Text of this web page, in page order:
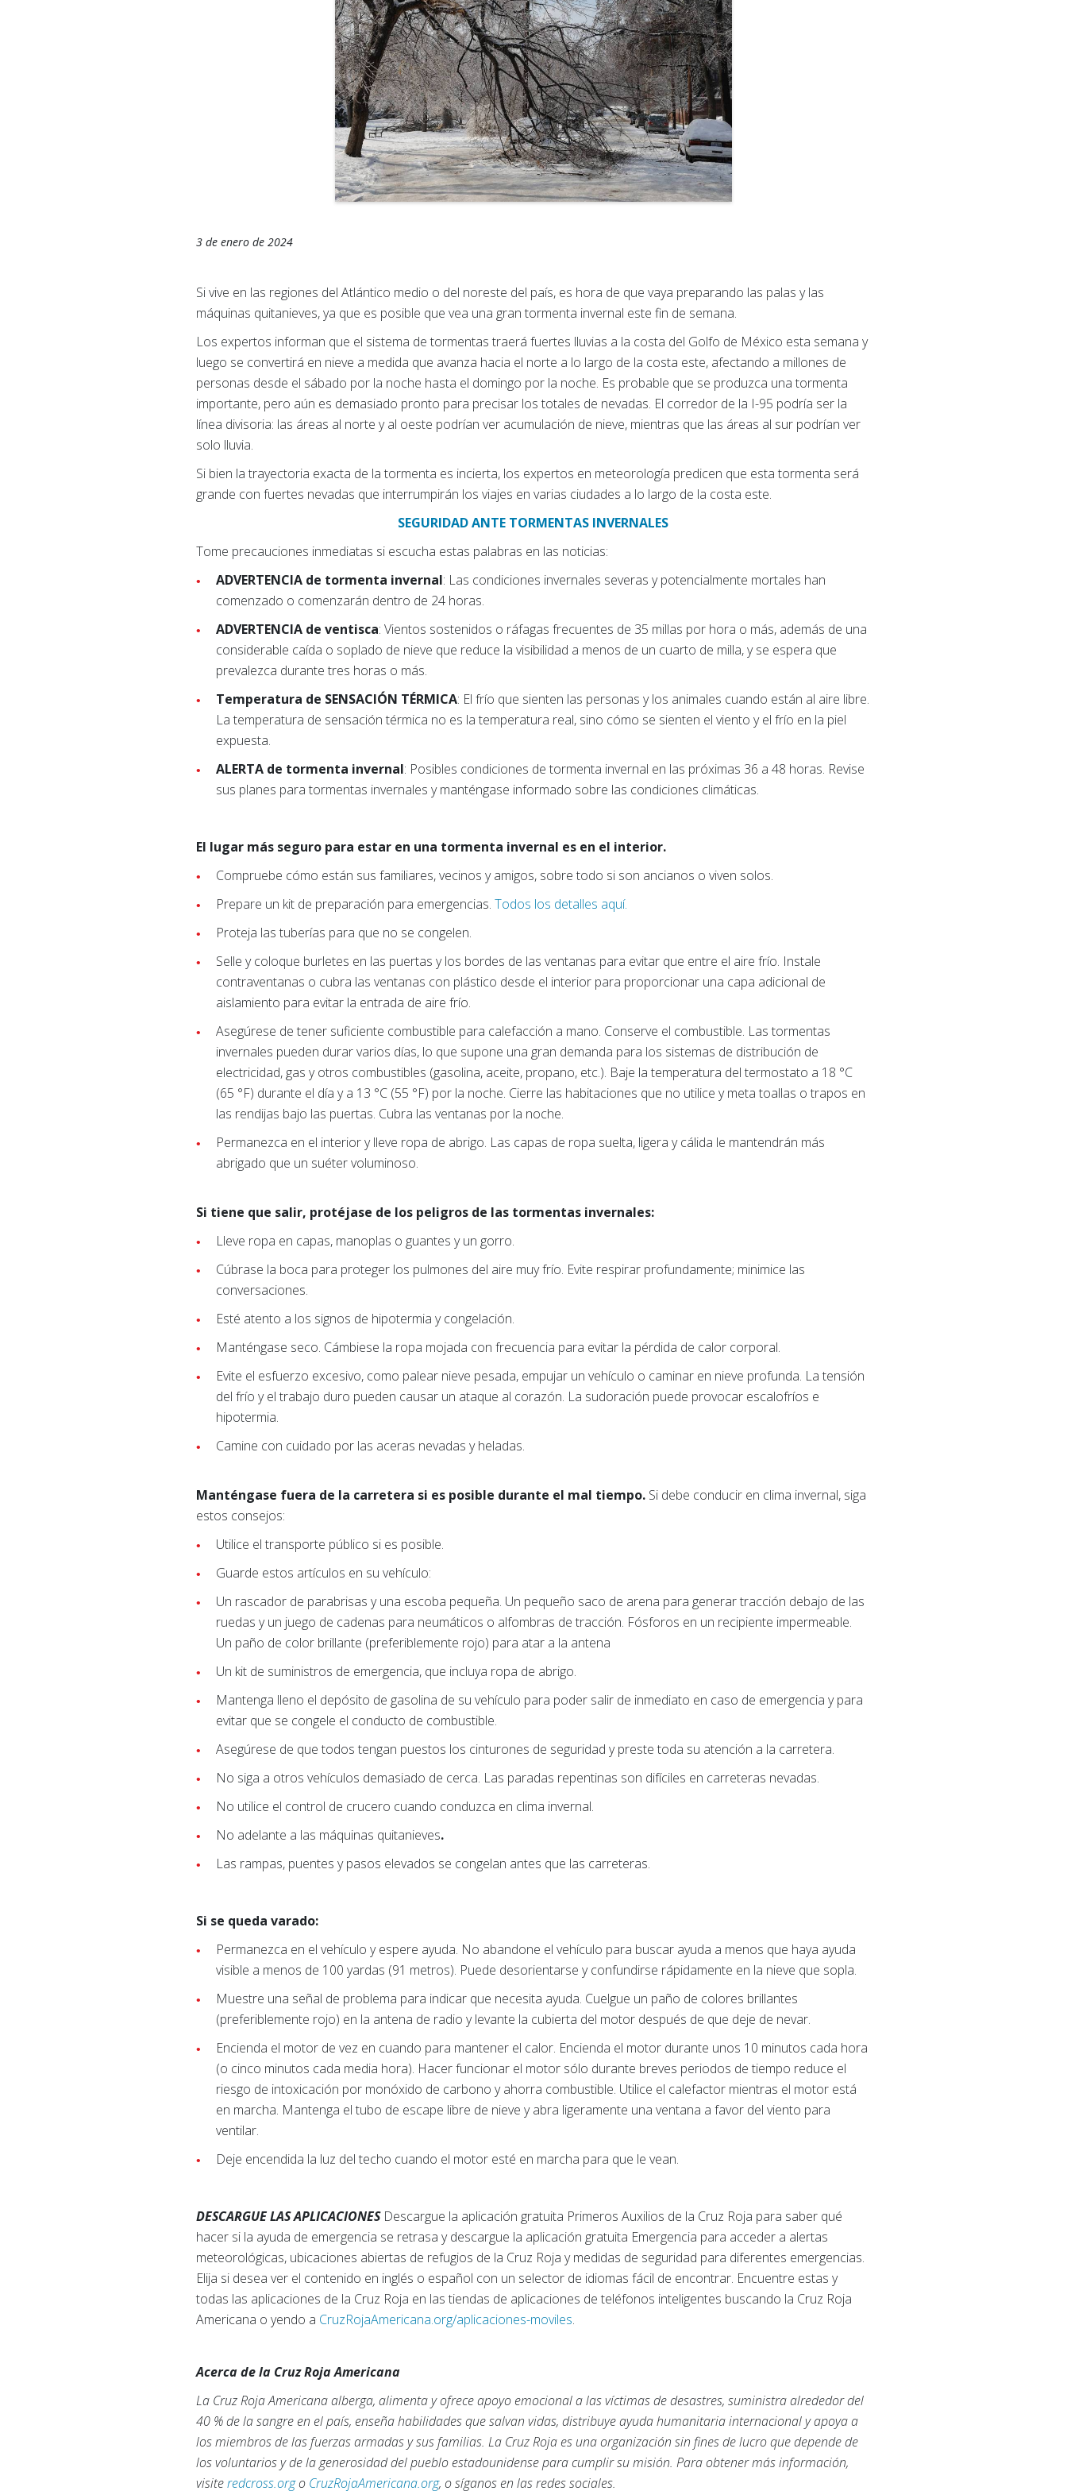
3 de enero de 2024
Si vive en las regiones del Atlántico medio o del noreste del país, es hora de que vaya preparando las palas y las
máquinas quitanieves, ya que es posible que vea una gran tormenta invernal este fin de semana.
Los expertos informan que el sistema de tormentas traerá fuertes lluvias a la costa del Golfo de México esta semana y
luego se convertirá en nieve a medida que avanza hacia el norte a lo largo de la costa este, afectando a millones de
personas desde el sábado por la noche hasta el domingo por la noche. Es probable que se produzca una tormenta
importante, pero aún es demasiado pronto para precisar los totales de nevadas. El corredor de la I-95 podría ser la
línea divisoria: las áreas al norte y al oeste podrían ver acumulación de nieve, mientras que las áreas al sur podrían ver
solo lluvia.
Si bien la trayectoria exacta de la tormenta es incierta, los expertos en meteorología predicen que esta tormenta será
grande con fuertes nevadas que interrumpirán los viajes en varias ciudades a lo largo de la costa este.
SEGURIDAD ANTE TORMENTAS INVERNALES
Tome precauciones inmediatas si escucha estas palabras en las noticias:
ADVERTENCIA de tormenta invernal: Las condiciones invernales severas y potencialmente mortales han
comenzado o comenzarán dentro de 24 horas.
ADVERTENCIA de ventisca: Vientos sostenidos o ráfagas frecuentes de 35 millas por hora o más, además de una
considerable caída o soplado de nieve que reduce la visibilidad a menos de un cuarto de milla, y se espera que
prevalezca durante tres horas o más.
Temperatura de SENSACIÓN TÉRMICA: El frío que sienten las personas y los animales cuando están al aire libre.
La temperatura de sensación térmica no es la temperatura real, sino cómo se sienten el viento y el frío en la piel
expuesta.
ALERTA de tormenta invernal: Posibles condiciones de tormenta invernal en las próximas 36 a 48 horas. Revise
sus planes para tormentas invernales y manténgase informado sobre las condiciones climáticas.
El lugar más seguro para estar en una tormenta invernal es en el interior.
Compruebe cómo están sus familiares, vecinos y amigos, sobre todo si son ancianos o viven solos.
Prepare un kit de preparación para emergencias.Todos los detalles aquí.
Proteja las tuberías para que no se congelen.
Selle y coloque burletes en las puertas y los bordes de las ventanas para evitar que entre el aire frío. Instale
contraventanas o cubra las ventanas con plástico desde el interior para proporcionar una capa adicional de
aislamiento para evitar la entrada de aire frío.
Asegúrese de tener suficiente combustible para calefacción a mano. Conserve el combustible. Las tormentas
invernales pueden durar varios días, lo que supone una gran demanda para los sistemas de distribución de
electricidad, gas y otros combustibles (gasolina, aceite, propano, etc.). Baje la temperatura del termostato a 18 °C
(65 °F) durante el día y a 13 °C (55 °F) por la noche. Cierre las habitaciones que no utilice y meta toallas o trapos en
las rendijas bajo las puertas. Cubra las ventanas por la noche.
Permanezca en el interior y lleve ropa de abrigo. Las capas de ropa suelta, ligera y cálida le mantendrán más
abrigado que un suéter voluminoso.
Si tiene que salir, protéjase de los peligros de las tormentas invernales:
Lleve ropa en capas, manoplas o guantes y un gorro.
Cúbrase la boca para proteger los pulmones del aire muy frío. Evite respirar profundamente; minimice las
conversaciones.
Esté atento a los signos de hipotermia y congelación.
Manténgase seco. Cámbiese la ropa mojada con frecuencia para evitar la pérdida de calor corporal.
Evite el esfuerzo excesivo, como palear nieve pesada, empujar un vehículo o caminar en nieve profunda. La tensión
del frío y el trabajo duro pueden causar un ataque al corazón. La sudoración puede provocar escalofríos e
hipotermia.
Camine con cuidado por las aceras nevadas y heladas.
Manténgase fuera de la carretera si es posible durante el mal tiempo. Si debe conducir en clima invernal, siga
estos consejos:
Utilice el transporte público si es posible.
Guarde estos artículos en su vehículo:
Un rascador de parabrisas y una escoba pequeña. Un pequeño saco de arena para generar tracción debajo de las
ruedas y un juego de cadenas para neumáticos o alfombras de tracción. Fósforos en un recipiente impermeable.
Un paño de color brillante (preferiblemente rojo) para atar a la antena
Un kit de suministros de emergencia, que incluya ropa de abrigo.
Mantenga lleno el depósito de gasolina de su vehículo para poder salir de inmediato en caso de emergencia y para
evitar que se congele el conducto de combustible.
Asegúrese de que todos tengan puestos los cinturones de seguridad y preste toda su atención a la carretera.
No siga a otros vehículos demasiado de cerca. Las paradas repentinas son difíciles en carreteras nevadas.
No utilice el control de crucero cuando conduzca en clima invernal.
No adelante a las máquinas quitanieves.
Las rampas, puentes y pasos elevados se congelan antes que las carreteras.
Si se queda varado:
Permanezca en el vehículo y espere ayuda. No abandone el vehículo para buscar ayuda a menos que haya ayuda
visible a menos de 100 yardas (91 metros). Puede desorientarse y confundirse rápidamente en la nieve que sopla.
Muestre una señal de problema para indicar que necesita ayuda. Cuelgue un paño de colores brillantes
(preferiblemente rojo) en la antena de radio y levante la cubierta del motor después de que deje de nevar.
Encienda el motor de vez en cuando para mantener el calor. Encienda el motor durante unos 10 minutos cada hora
(o cinco minutos cada media hora). Hacer funcionar el motor sólo durante breves periodos de tiempo reduce el
riesgo de intoxicación por monóxido de carbono y ahorra combustible. Utilice el calefactor mientras el motor está
en marcha. Mantenga el tubo de escape libre de nieve y abra ligeramente una ventana a favor del viento para
ventilar.
Deje encendida la luz del techo cuando el motor esté en marcha para que le vean.
DESCARGUE LAS APLICACIONESDescargue la aplicación gratuita Primeros Auxilios de la Cruz Roja para saber qué
hacer si la ayuda de emergencia se retrasa y descargue la aplicación gratuita Emergencia para acceder a alertas
meteorológicas, ubicaciones abiertas de refugios de la Cruz Roja y medidas de seguridad para diferentes emergencias.
Elija si desea ver el contenido en inglés o español con un selector de idiomas fácil de encontrar. Encuentre estas y
todas las aplicaciones de la Cruz Roja en las tiendas de aplicaciones de teléfonos inteligentes buscando la Cruz Roja
Americana o yendo a CruzRojaAmericana.org/aplicaciones-moviles.
Acerca de la Cruz Roja Americana
La Cruz Roja Americana alberga, alimenta y ofrece apoyo emocional a las víctimas de desastres, suministra alrededor del
40 % de la sangre en el país, enseña habilidades que salvan vidas, distribuye ayuda humanitaria internacional y apoya a
los miembros de las fuerzas armadas y sus familias. La Cruz Roja es una organización sin fines de lucro que depende de
los voluntarios y de la generosidad del pueblo estadounidense para cumplir su misión. Para obtener más información,
visiteredcross.orgo CruzRojaAmericana.org, o síganos en las redes sociales.